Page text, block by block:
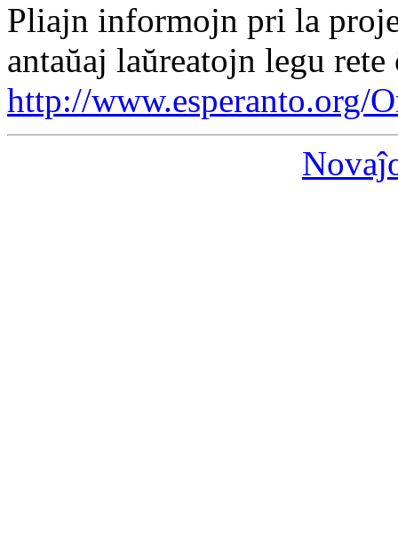
Pliajn informojn pri la
antaŭaj laŭreatojn legu rete
http://www.esperanto.org/